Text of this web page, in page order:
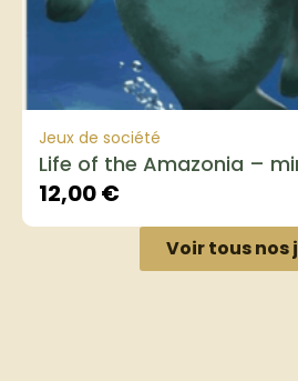
Jeux de société
Life of the Amazonia –
12,00€
Voir tous nos